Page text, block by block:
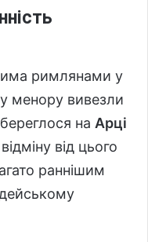
римлянами у
менору вивезли
на Арці
від цього
раннішим